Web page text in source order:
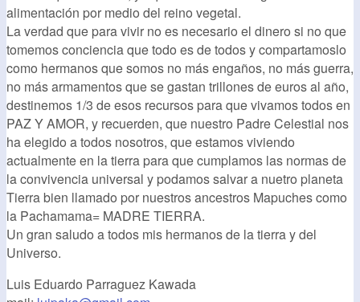
alimentación por medio del reino vegetal.
La verdad que para vivir no es necesario el dinero si no que
tomemos conciencia que todo es de todos y compartamoslo
como hermanos que somos no más engaños, no más guerra,
no más armamentos que se gastan trillones de euros al año,
destinemos 1/3 de esos recursos para que vivamos todos en
PAZ Y AMOR, y recuerden, que nuestro Padre Celestial nos
ha elegido a todos nosotros, que estamos viviendo
actualmente en la tierra para que cumplamos las normas de
la convivencia universal y podamos salvar a nuetro planeta
Tierra bien llamado por nuestros ancestros Mapuches como
la Pachamama= MADRE TIERRA.
Un gran saludo a todos mis hermanos de la tierra y del
Universo.
Luis Eduardo Parraguez Kawada